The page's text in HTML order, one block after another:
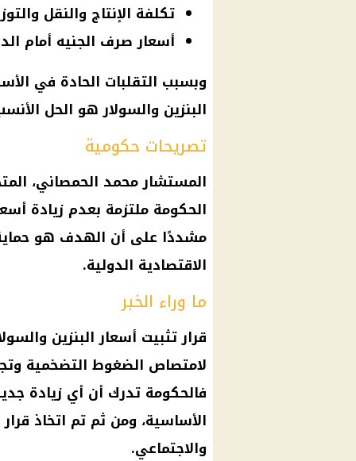
تكلفة الإنتاج والنقل
أسعار صرف الجنيه أمام
وبسبب التقلبات الحادة في
البنزين والسولار هو الحل
تصريحات حكومية
المستشار محمد الحمصاني،
الحكومة ملتزمة بعدم زيادة
مشددًا على أن الهدف هو
الاقتصادية الدولية.
ما وراء الخبر
قرارتثبيت أسعار البنزين
لامتصاص الضغوط التضخمية
فالحكومة تدرك أن أي زيادة
الأساسية، ومن ثم تم اتخاذ قرار
والاجتماعي.